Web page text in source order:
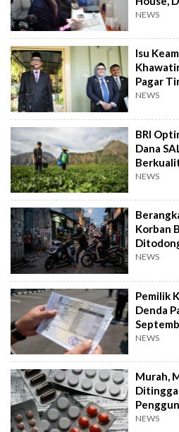
NEWS
Isu
Pagar
NEWS
BRI
Dana
NEWS
Korban
Digasak
NEWS
Pemilik
Denda
Cukup
NEWS
Murah,
NEWS